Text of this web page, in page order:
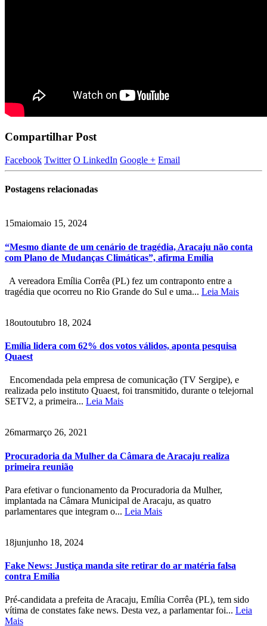
Compartilhar Post
Facebook Twitter O LinkedIn Google + Email
Postagens relacionadas
15maiomaio 15, 2024
“Mesmo diante de um cenário de tragédia, Aracaju não conta
com Plano de Mudanças Climáticas”, afirma Emília
A vereadora Emília Corrêa (PL) fez um contraponto entre a
tragédia que ocorreu no Rio Grande do Sul e uma... Leia Mais
18outoutubro 18, 2024
Emília lidera com 62% dos votos válidos, aponta pesquisa
Quaest
Encomendada pela empresa de comunicação (TV Sergipe), e
realizada pelo instituto Quaest, foi transmitido, durante o telejornal
SETV2, a primeira... Leia Mais
26marmarço 26, 2021
Procuradoria da Mulher da Câmara de Aracaju realiza
primeira reunião
Para efetivar o funcionamento da Procuradoria da Mulher,
implantada na Câmara Municipal de Aracaju, as quatro
parlamentares que integram o... Leia Mais
18junjunho 18, 2024
Fake News: Justiça manda site retirar do ar matéria falsa
contra Emília
Pré-candidata a prefeita de Aracaju, Emília Corrêa (PL), tem sido
vítima de constates fake news. Desta vez, a parlamentar foi... Leia
Mais